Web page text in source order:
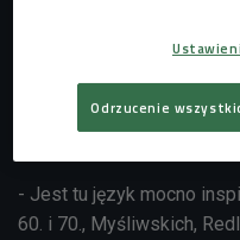
- Jest tu język mocno
60. i 70., Myśliwskich,
Odrzucenie